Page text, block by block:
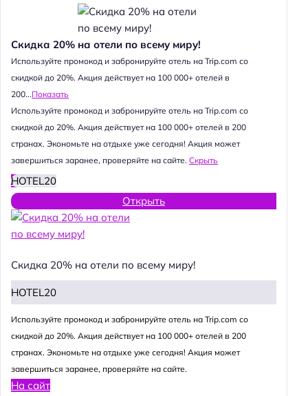
Скидка 20% на отели по всему миру!
Используйте промокод и забронируйте отель на Trip.com со
скидкой до 20%. Акция действует на 100 000+ отелей в
200...Показать
Используйте промокод и забронируйте отель на Trip.com со
скидкой до 20%. Акция действует на 100 000+ отелей в 200
странах. Экономьте на отдыхе уже сегодня! Акция может
завершиться заранее, проверяйте на сайте. Скрыть
HOTEL20
Открыть
Скидка 20% на отели по всему миру!
HOTEL20
Используйте промокод и забронируйте отель на Trip.com со
скидкой до 20%. Акция действует на 100 000+ отелей в 200
странах. Экономьте на отдыхе уже сегодня! Акция может
завершиться заранее, проверяйте на сайте.
На сайт